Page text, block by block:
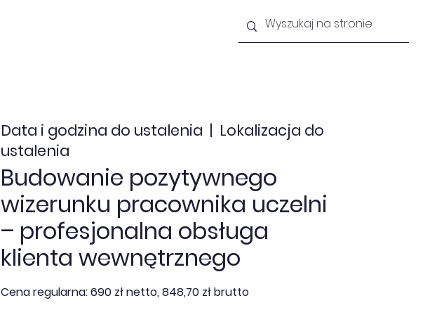
Data i godzina do ustalenia
  |
Lokalizacja do
ustalenia
Budowanie pozytywnego
wizerunku pracownika uczelni
– profesjonalna obsługa
klienta wewnętrznego
Cena regularna: 690 zł netto, 848,70 zł brutto